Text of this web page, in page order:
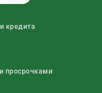
кредита
просрочками